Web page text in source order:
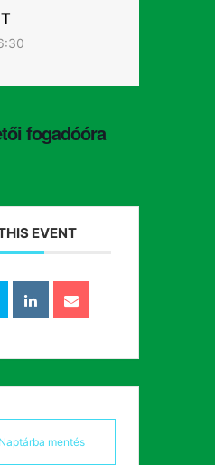
fogadóóra
EVENT
mentés